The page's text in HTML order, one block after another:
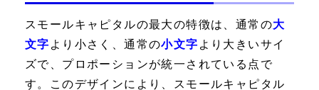
スモールキャピタルの最大の特徴は、通常の大
文字 より小さく、通常の小文字 より大きいサイ
ズで、プロポーションが統一されている点で
す。このデザインにより、スモールキャピタル